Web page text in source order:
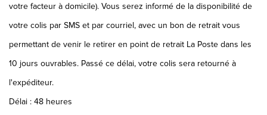
votre facteur à domicile). Vous serez informé de la disponibilité de
votre colis par SMS et par courriel, avec un bon de retrait vous
permettant de venir le retirer en point de retrait La Poste dans les
10 jours ouvrables. Passé ce délai, votre colis sera retourné à
l'expéditeur.
Délai : 48 heures